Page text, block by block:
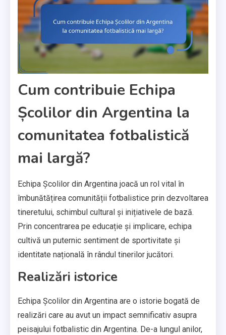
Cum contribuie Echipa
Școlilor din Argentina la
comunitatea fotbalistică
mai largă?
Echipa Școlilor din Argentina joacă un rol vital în
îmbunătățirea comunității fotbalistice prin dezvoltarea
tineretului, schimbul cultural și inițiativele de bază.
Prin concentrarea pe educație și implicare, echipa
cultivă un puternic sentiment de sportivitate și
identitate națională în rândul tinerilor jucători.
Realizări istorice
Echipa Școlilor din Argentina are o istorie bogată de
realizări care au avut un impact semnificativ asupra
peisajului fotbalistic din Argentina. De-a lungul anilor,